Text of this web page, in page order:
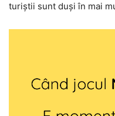
turiștii sunt duși în mai